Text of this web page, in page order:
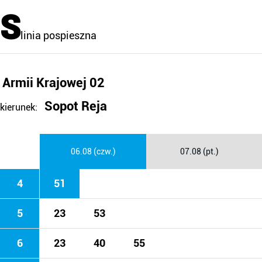
Slinia pospieszna
Armii Krajowej 02
kierunek: Sopot Reja
06.08 (czw.) 07.08 (pt.)
4 51
5 23 53
6 23 40 55